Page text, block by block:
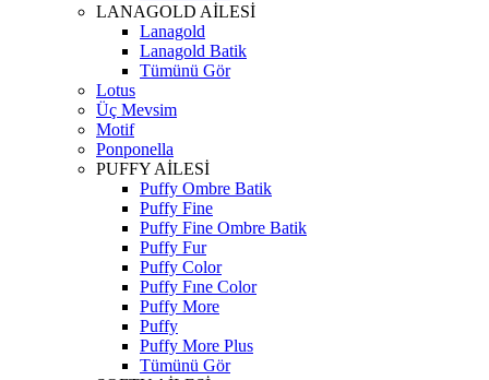
LANAGOLD AİLESİ
Lanagold
Lanagold Batik
Tümünü Gör
Lotus
Üç Mevsim
Motif
Ponponella
PUFFY AİLESİ
Puffy Ombre Batik
Puffy Fine
Puffy Fine Ombre Batik
Puffy Fur
Puffy Color
Puffy Fıne Color
Puffy More
Puffy
Puffy More Plus
Tümünü Gör